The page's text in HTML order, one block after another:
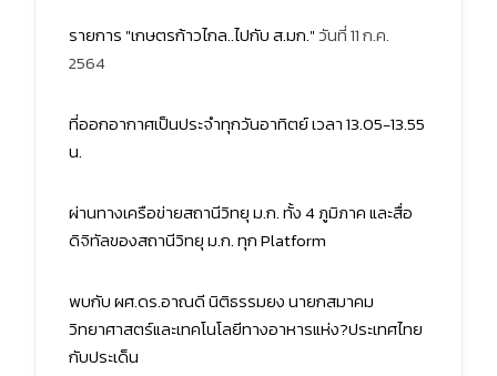
รายการ "เกษตรก้าวไกล..ไปกับ ส.มก."วันที่ 11 ก.ค.
2564
ที่ออกอากาศเป็นประจำทุกวันอาทิตย์ เวลา 13.05-13.55
น.
ผ่านทางเครือข่ายสถานีวิทยุ ม.ก. ทั้ง 4 ภูมิภาค และสื่อ
ดิจิทัลของสถานีวิทยุ ม.ก. ทุก Platform
พบกับ ผศ.ดร.อาณดี นิติธรรมยง นายกสมาคม
วิทยาศาสตร์และเทคโนโลยีทางอาหารแห่ง?ประเทศไทย
กับประเด็น